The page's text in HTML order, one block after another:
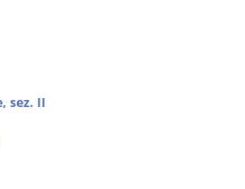
sez. II